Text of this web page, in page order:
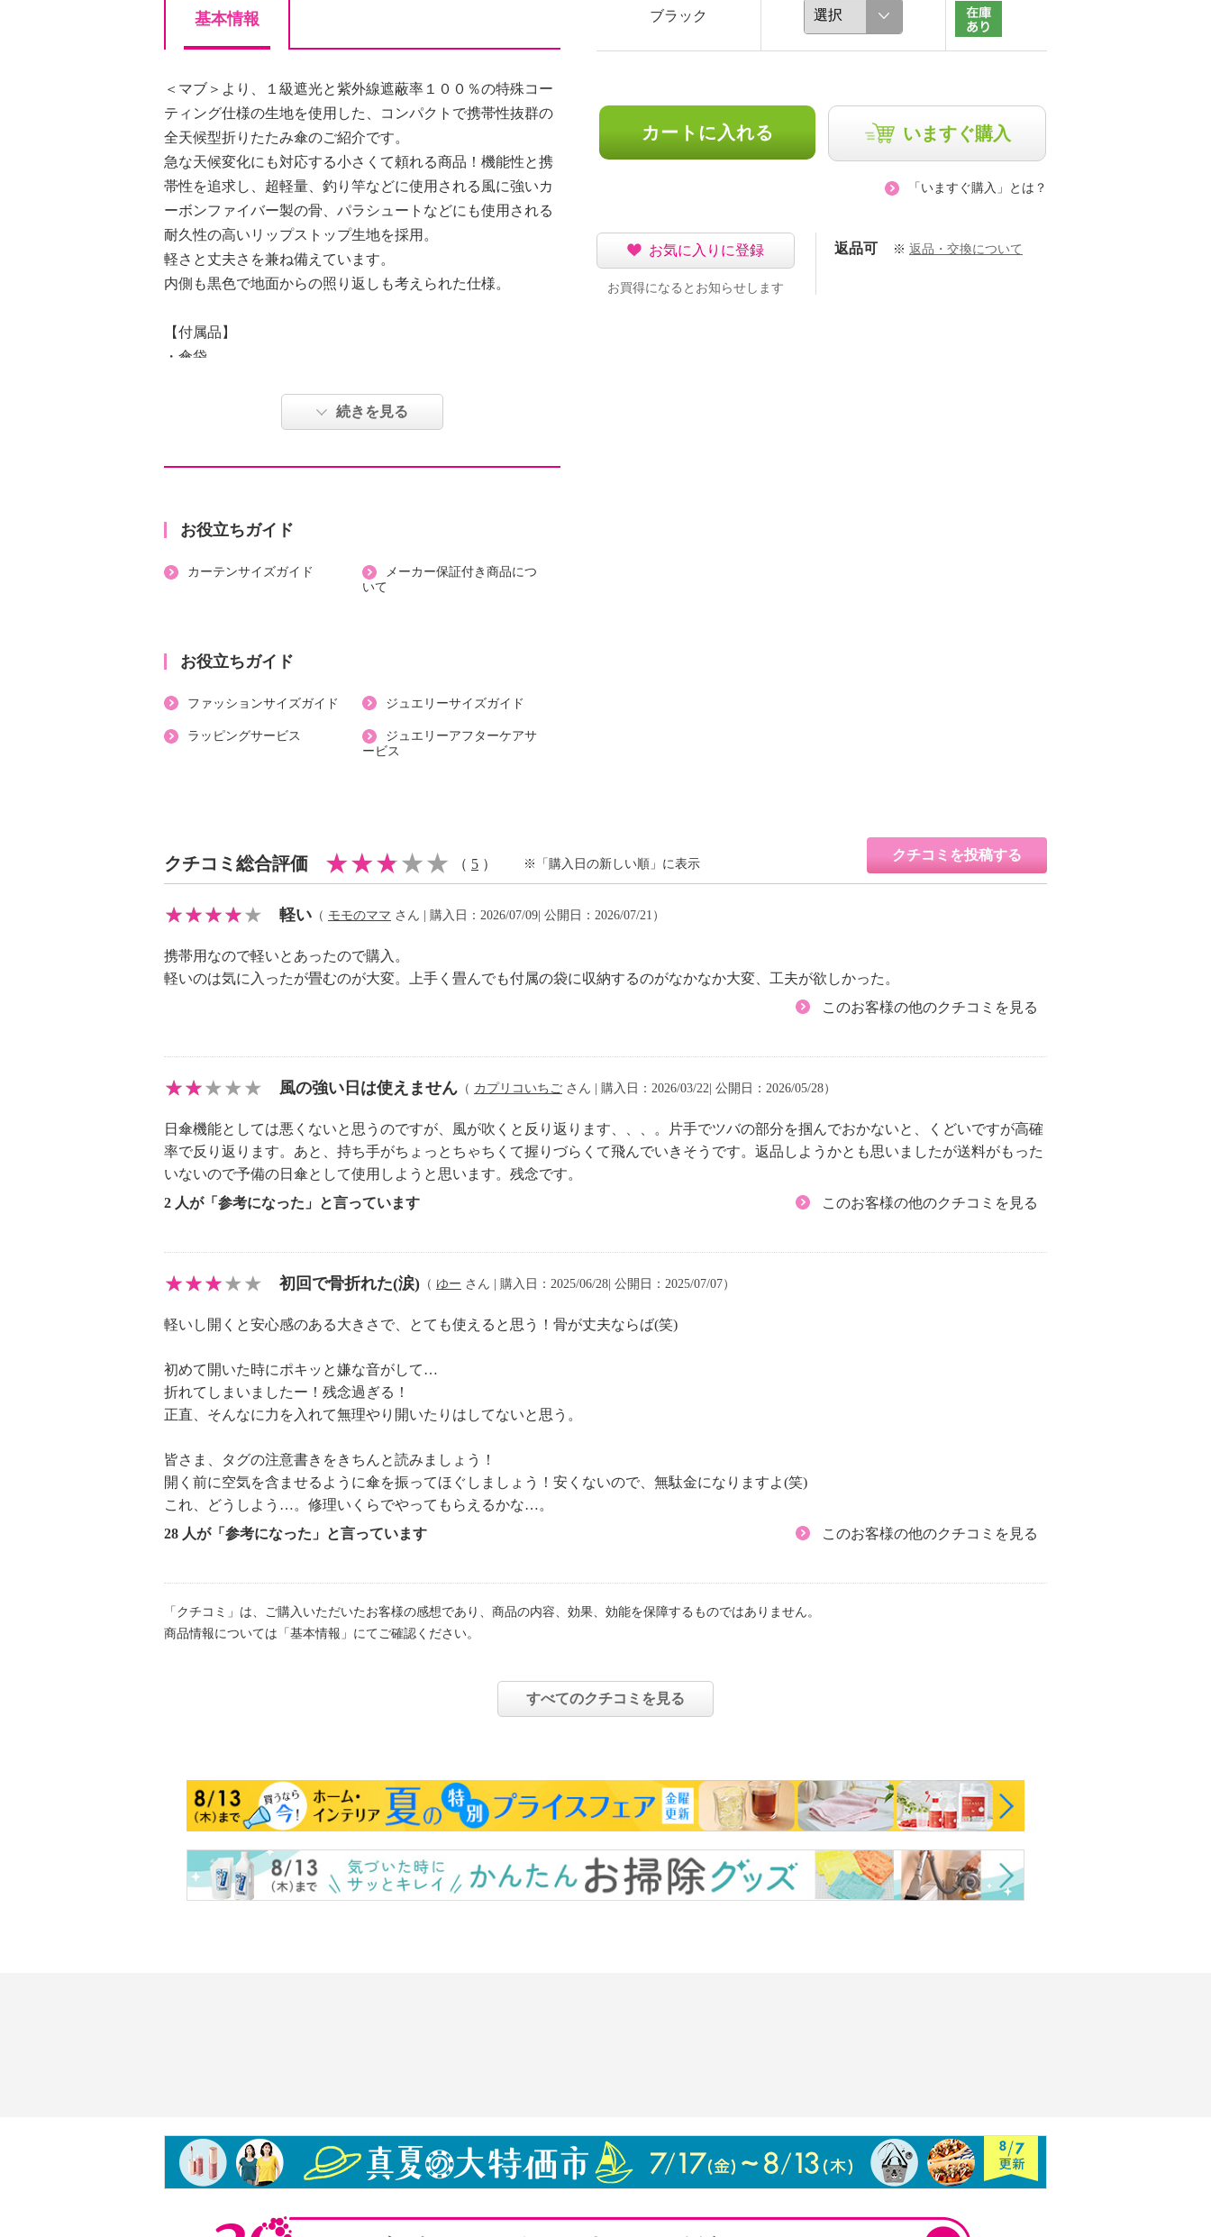
基本情報
＜マブ＞より、１級遮光と紫外線遮蔽率１００％の特殊コー
ティング仕様の生地を使用した、コンパクトで携帯性抜群の
全天候型折りたたみ傘のご紹介です。
急な天候変化にも対応する小さくて頼れる商品！機能性と携
帯性を追求し、超軽量、釣り竿などに使用される風に強いカ
ーボンファイバー製の骨、パラシュートなどにも使用される
耐久性の高いリップストップ生地を採用。
軽さと丈夫さを兼ね備えています。
内側も黒色で地面からの照り返しも考えられた仕様。
【付属品】
・傘袋
・傘の部分：ポリエステル
・親骨：カーボンファイバー
・全長：（折りたたみ時）約２４ｃｍ
【重さ】
※表記数値は生地の一部の結果であり、製品全体の性能を保
※ＪＩＳ Ｌ １９２５、ＪＩＳ Ｌ １０５５ Ａ法
続きを見る
お役立ちガイド
カーテンサイズガイド
メーカー保証付き商品につ
いて
お役立ちガイド
ファッションサイズガイド ジュエリーサイズガイド
ラッピングサービス
ジュエリーアフターケアサ
ービス
ブラック
カートに入れる いますぐ購入
「いますぐ購入」とは？
お気に入りに登録
お買得になるとお知らせします
返品可 ※ 返品・交換について
クチコミ総合評価 （ 5 ）
クチコミを投稿する
※「購入日の新しい順」に表示
軽い （ モモのママ さん | 購入日：2026/07/09| 公開日：2026/07/21）
携帯用なので軽いとあったので購入。
軽いのは気に入ったが畳むのが大変。上手く畳んでも付属の袋に収納するのがなかなか大変、工夫が欲しかった。
このお客様の他のクチコミを見る
風の強い日は使えません （ カプリコいちご さん | 購入日：2026/03/22| 公開日：2026/05/28）
日傘機能としては悪くないと思うのですが、風が吹くと反り返ります、、、。片手でツバの部分を掴んでおかないと、くどいですが高確
率で反り返ります。あと、持ち手がちょっとちゃちくて握りづらくて飛んでいきそうです。返品しようかとも思いましたが送料がもった
いないので予備の日傘として使用しようと思います。残念です。
2 人が「参考になった」と言っています
このお客様の他のクチコミを見る
初回で骨折れた(涙) （ ゆー さん | 購入日：2025/06/28| 公開日：2025/07/07）
軽いし開くと安心感のある大きさで、とても使えると思う！骨が丈夫ならば(笑)
初めて開いた時にポキッと嫌な音がして…
折れてしまいましたー！残念過ぎる！
正直、そんなに力を入れて無理やり開いたりはしてないと思う。
皆さま、タグの注意書きをきちんと読みましょう！
開く前に空気を含ませるように傘を振ってほぐしましょう！安くないので、無駄金になりますよ(笑)
これ、どうしよう…。修理いくらでやってもらえるかな…。
28 人が「参考になった」と言っています
このお客様の他のクチコミを見る
「クチコミ」は、ご購入いただいたお客様の感想であり、商品の内容、効果、効能を保障するものではありません。
商品情報については「基本情報」にてご確認ください。
すべてのクチコミを見る